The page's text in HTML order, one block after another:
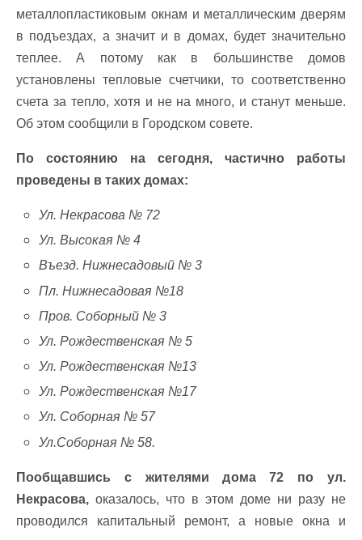
металлопластиковым окнам и металлическим дверям
в подъездах, а значит и в домах, будет значительно
теплее. А потому как в большинстве домов
установлены тепловые счетчики, то соответственно
счета за тепло, хотя и не на много, и станут меньше.
Об этом сообщили в Городском совете.
По состоянию на сегодня, частично работы
проведены в таких домах:
Ул. Некрасова № 72
Ул. Высокая № 4
Въезд. Нижнесадовый № 3
Пл. Нижнесадовая №18
Пров. Соборный № 3
Ул. Рождественская № 5
Ул. Рождественская №13
Ул. Рождественская №17
Ул. Соборная № 57
Ул.Соборная № 58.
Пообщавшись с жителями дома 72 по ул.
Некрасова, оказалось, что в этом доме ни разу не
проводился капитальный ремонт, а новые окна и